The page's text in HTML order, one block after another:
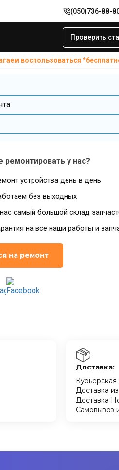
(050)736-88-
Проверить
воспользоваться
Wi-Fi Samsung Galaxy M31
антенн Wi-
M31 (M315F)
ремонтировать у нас?
устройства день в день
без выходных
самый большой склад
на все наши работы и
на ремонт
Доставка:
Доставка
Доставка
Самовывоз